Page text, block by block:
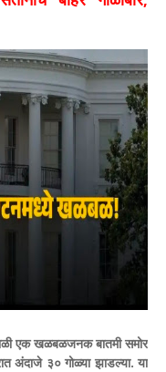
एक खळबळजनक बातमी समोर
अंदाजे ३० गोळ्या झाडल्या. या